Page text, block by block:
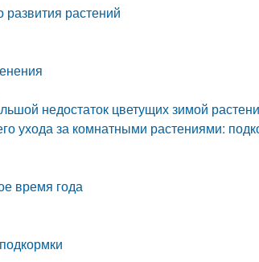
растений
недостаток цветущих зимой
ухода за комнатными растениями:
время года